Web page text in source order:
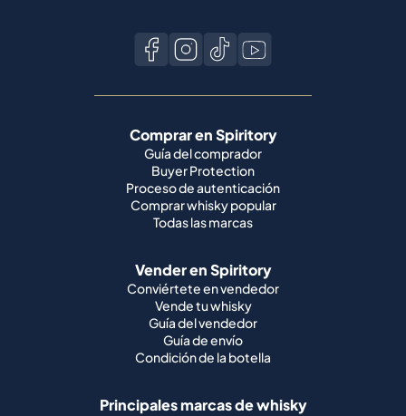
Comprar en Spiritory
Guía del comprador
Buyer Protection
Proceso de autenticación
Comprar whisky popular
Todas las marcas
Vender en Spiritory
Conviértete en vendedor
Vende tu whisky
Guía del vendedor
Guía de envío
Condición de la botella
Principales marcas de whisky